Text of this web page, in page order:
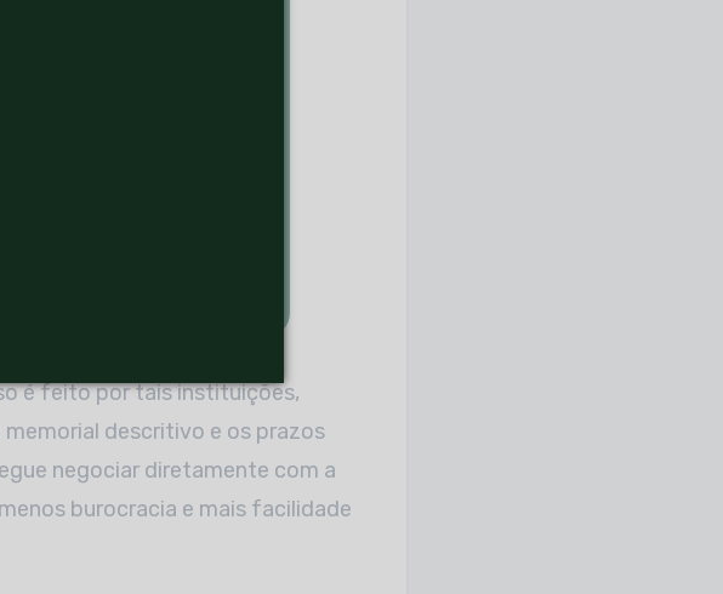
é feito por tais instituições,
descritivo e os prazos
negociar diretamente com a
burocracia e mais facilidade